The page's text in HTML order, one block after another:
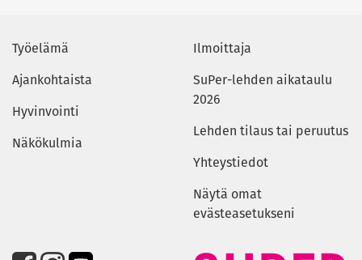
Työelämä
Ajankohtaista
Hyvinvointi
Näkökulmia
Ilmoittaja
SuPer-lehden aikataulu
2026
Lehden tilaus tai peruutus
Yhteystiedot
Näytä omat
evästeasetukseni